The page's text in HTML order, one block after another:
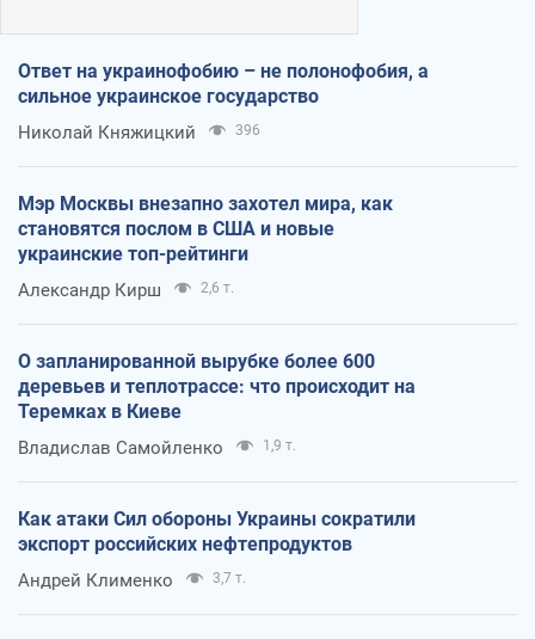
Ответ на украинофобию – не полонофобия, а
сильное украинское государство
Николай Княжицкий 396
Мэр Москвы внезапно захотел мира, как
становятся послом в США и новые
украинские топ-рейтинги
Александр Кирш 2,6 т.
О запланированной вырубке более 600
деревьев и теплотрассе: что происходит на
Теремках в Киеве
Владислав Самойленко 1,9 т.
Как атаки Сил обороны Украины сократили
экспорт российских нефтепродуктов
Андрей Клименко 3,7 т.